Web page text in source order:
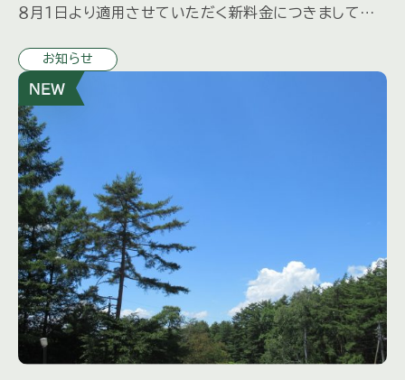
８月１日より適用させていただく新料金につきましては、
号」に同封さ […]
お知らせ